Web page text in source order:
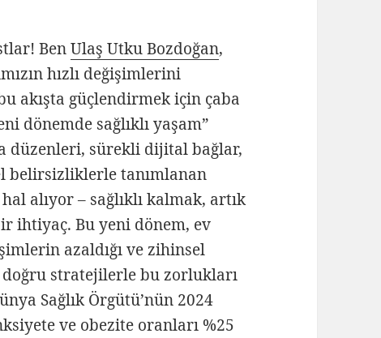
BenUlaş Utku Bozdoğan,
hızlı değişimlerini
akışta güçlendirmek için çaba
dönemde sağlıklı yaşam”
düzenleri, sürekli dijital bağlar,
belirsizliklerle tanımlanan
alıyor – sağlıklı kalmak, artık
ihtiyaç. Bu yeni dönem, ev
azaldığı ve zihinsel
doğru stratejilerle bu zorlukları
Sağlık Örgütü’nün 2024
ve obezite oranları %25